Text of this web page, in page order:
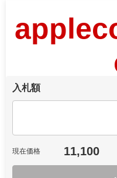
入札額
現在価格 11,100